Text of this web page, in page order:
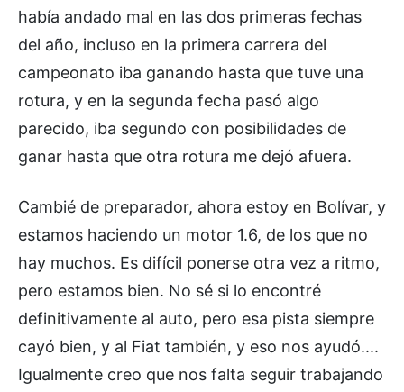
había andado mal en las dos primeras fechas
del año, incluso en la primera carrera del
campeonato iba ganando hasta que tuve una
rotura, y en la segunda fecha pasó algo
parecido, iba segundo con posibilidades de
ganar hasta que otra rotura me dejó afuera.
Cambié de preparador, ahora estoy en Bolívar, y
estamos haciendo un motor 1.6, de los que no
hay muchos. Es difícil ponerse otra vez a ritmo,
pero estamos bien. No sé si lo encontré
definitivamente al auto, pero esa pista siempre
cayó bien, y al Fiat también, y eso nos ayudó....
Igualmente creo que nos falta seguir trabajando